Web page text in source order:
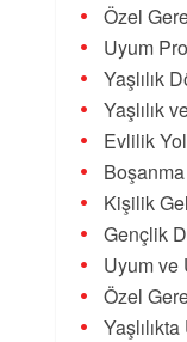
Özel
Uyum
Yaşlılık
Yaşlılık
Evlilik
Kişilik
Gençlik
Uyum ve
Özel